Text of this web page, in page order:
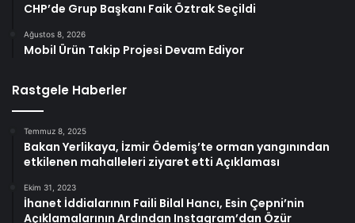
CHP’de Grup Başkanı Faik Öztrak Seçildi
Ağustos 8, 2026
Mobil Ürün Takip Projesi Devam Ediyor
Rastgele Haberler
Temmuz 8, 2025
Bakan Yerlikaya, İzmir Ödemiş’te orman yangınından
etkilenen mahalleleri ziyaret etti Açıklaması
Ekim 31, 2023
İhanet İddialarının Faili Bilal Hancı, Esin Çepni’nin
Açıklamalarının Ardından Instagram’dan Özür